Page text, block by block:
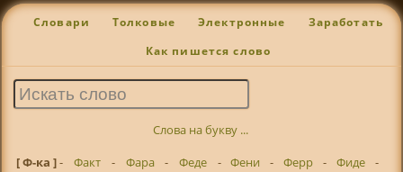
Словари Толковые Электронные Заработать
Как пишется слово
Слова на букву ...
[ Ф-ка ]- Факт - Фара - Феде - Фени - Ферр - Фиде
-